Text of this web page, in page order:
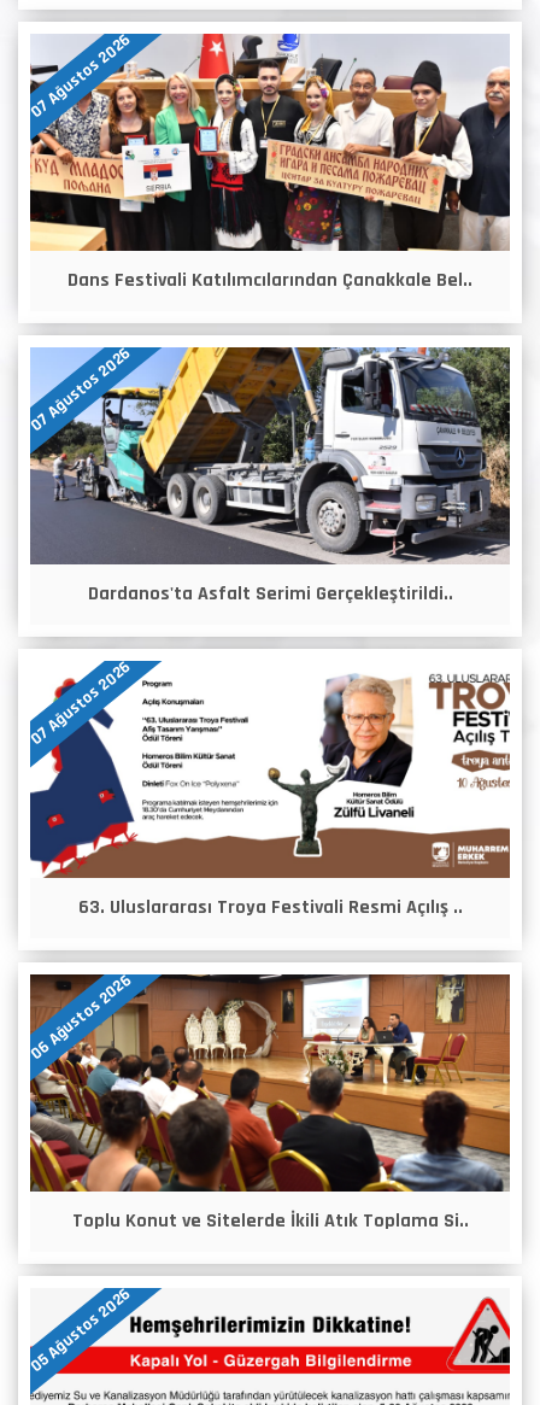
07 Ağustos 2026
Dans Festivali Katılımcılarından Çanakkale Bel..
07 Ağustos 2026
Dardanos'ta Asfalt Serimi Gerçekleştirildi..
07 Ağustos 2026
63. Uluslararası Troya Festivali Resmi Açılış ..
06 Ağustos 2026
Toplu Konut ve Sitelerde İkili Atık Toplama Si..
05 Ağustos 2026